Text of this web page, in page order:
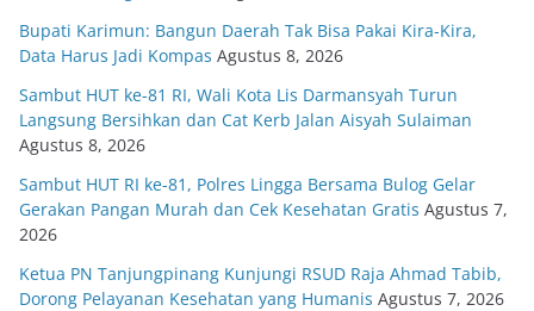
Bupati Karimun: Bangun Daerah Tak Bisa Pakai Kira-Kira,
Data Harus Jadi Kompas Agustus 8, 2026
Sambut HUT ke-81 RI, Wali Kota Lis Darmansyah Turun
Langsung Bersihkan dan Cat Kerb Jalan Aisyah Sulaiman
Agustus 8, 2026
Sambut HUT RI ke-81, Polres Lingga Bersama Bulog Gelar
Gerakan Pangan Murah dan Cek Kesehatan Gratis Agustus 7,
2026
Ketua PN Tanjungpinang Kunjungi RSUD Raja Ahmad Tabib,
Dorong Pelayanan Kesehatan yang Humanis Agustus 7, 2026